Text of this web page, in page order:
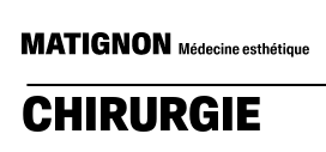
CHIRURGIE